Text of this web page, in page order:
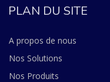
PLAN DU SITE
A propos de nous
Nos Solutions
Nos Produits